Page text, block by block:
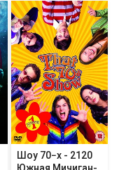
Шоу 70−х - 2120